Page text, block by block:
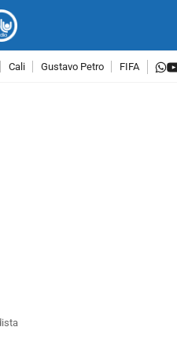
Cali Gustavo Petro FIFA